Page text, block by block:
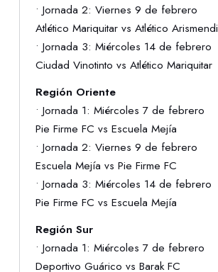
• Jornada 2: Viernes 9 de febrero
Atlético Mariquitar vs Atlético Arismendi
• Jornada 3: Miércoles 14 de febrero
Ciudad Vinotinto vs Atlético Mariquitar
Región Oriente
• Jornada 1: Miércoles 7 de febrero
Pie Firme FC vs Escuela Mejía
• Jornada 2: Viernes 9 de febrero
Escuela Mejía vs Pie Firme FC
• Jornada 3: Miércoles 14 de febrero
Pie Firme FC vs Escuela Mejía
Región Sur
• Jornada 1: Miércoles 7 de febrero
Deportivo Guárico vs Barak FC